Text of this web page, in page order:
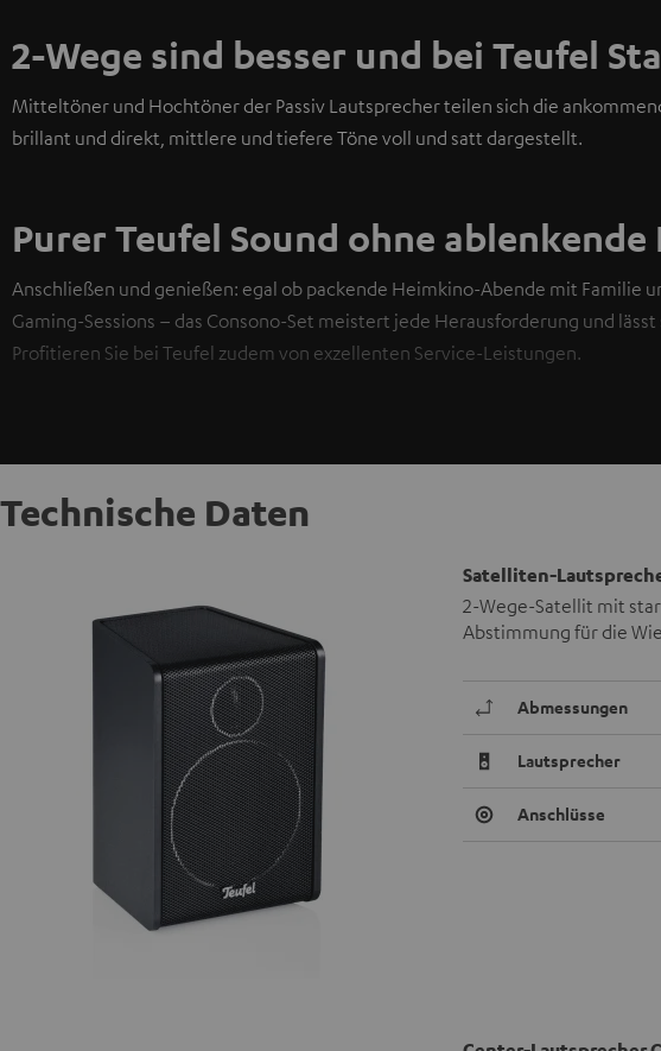
2-Wege sind besser und bei Teufel
Mitteltöner und Hochtöner der Passiv Lautsprecher teilen sich die
brillant und direkt, mittlere und tiefere Töne voll und satt dargestellt.
Purer Teufel Sound ohne ablenkende
Anschließen und genießen: egal ob packende Heimkino-Abende mit Familie
Gaming-Sessions – das Consono-Set meistert jede Herausforderung und
Profitieren Sie bei Teufel zudem von exzellenten Service-Leistungen.
Technische Daten
Satelliten-
2-Wege-Satellit mit
Abstimmung für die
Abmessungen
Lautsprecher
Anschlüsse